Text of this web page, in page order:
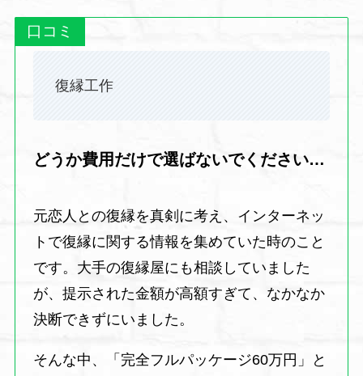
口コミ
復縁工作
どうか費用だけで選ばないでください…
元恋人との復縁を真剣に考え、インターネッ
トで復縁に関する情報を集めていた時のこと
です。大手の復縁屋にも相談していました
が、提示された金額が高額すぎて、なかなか
決断できずにいました。
そんな中、「完全フルパッケージ60万円」と